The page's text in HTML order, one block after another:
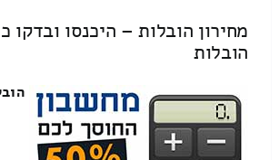
מחירון הובלות – היכנסו ובדקו
הובלות